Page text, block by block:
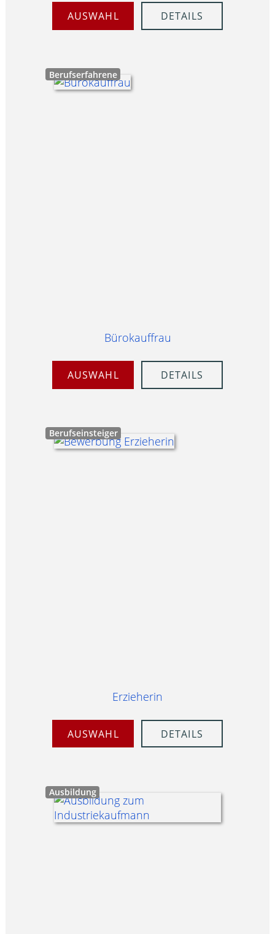
AUSWAHL DETAILS
Berufserfahrene
Bürokauffrau
AUSWAHL DETAILS
Berufseinsteiger
Erzieherin
AUSWAHL DETAILS
Ausbildung